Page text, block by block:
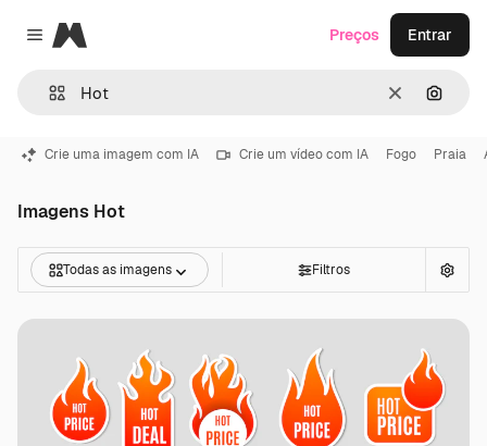
Close menu
Magnific
Limpar
Preços Entrar
Crie uma imagem com IA Crie um vídeo com IA Fogo Praia
Imagens Hot
Todas as imagens Filtros